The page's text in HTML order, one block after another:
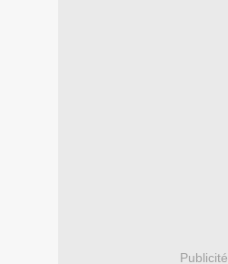
Publicité